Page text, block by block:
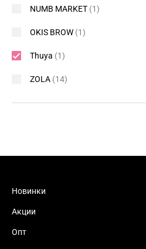
NUMB MARKET (1)
OKIS BROW (1)
Thuya (1)
ZOLA (14)
Новинки
Акции
Опт